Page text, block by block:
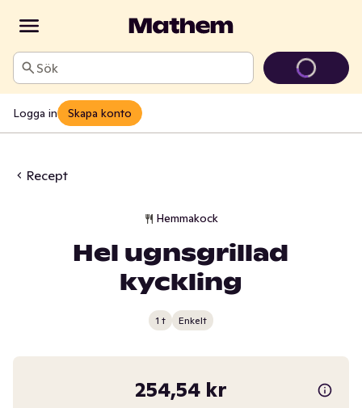
Sök
Logga in Skapa konto
Recept
Hemmakock
Hel ugnsgrillad
kyckling
1 t Enkelt
254,54 kr